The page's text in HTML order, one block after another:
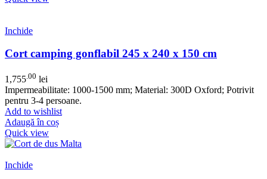
Inchide
Cort camping gonflabil 245 x 240 x 150 cm
1,755.00 lei
Impermeabilitate: 1000-1500 mm; Material: 300D Oxford; Potrivit
pentru 3-4 persoane.
Add to wishlist
Adaugă în coș
Quick view
Inchide